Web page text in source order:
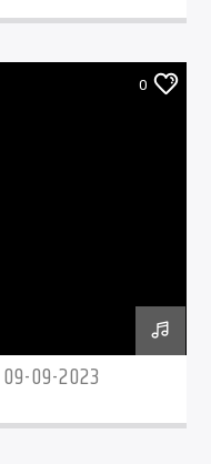
0
09-09-2023